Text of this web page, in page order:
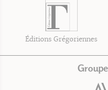
Éditions Grégoriennes